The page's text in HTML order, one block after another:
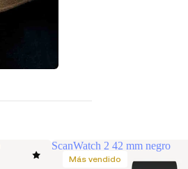
ScanWatch 2 42 mm negro
Más vendido